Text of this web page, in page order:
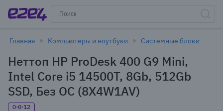
Главная Компьютеры и ноутбуки Системные блоки
Неттоп HP ProDesk 400 G9 Mini,
Intel Core i5 14500T, 8Gb, 512Gb
SSD, Без ОС (8X4W1AV)
0·0·12